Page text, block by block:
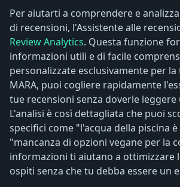
Per aiutarti a comprendere e
di recensioni, l'Assistente alle
Review Analytics. Questa funzione
informazioni utili e di facile
personalizzate esclusivamente per
MARA, puoi cogliere rapidamente
tue recensioni senza doverle leggere
L'analisi è così dettagliata che puoi
specifici come "l'acqua della piscina
"mancanza di opzioni vegane per la
informazioni ti aiutano a ottimizzare
ospiti senza che tu debba essere un